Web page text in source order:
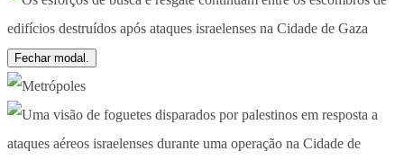
Fechar modal.